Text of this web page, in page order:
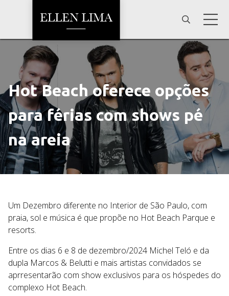
Hot Beach oferece opções
para férias com shows pé
na areia
Um Dezembro diferente no Interior de São Paulo, com
praia, sol e música é que propõe no Hot Beach Parque e
resorts.
Entre os dias 6 e 8 de dezembro/2024 Michel Teló e da
dupla Marcos & Belutti e mais artistas convidados se
aprresentarão com show exclusivos para os hóspedes do
complexo Hot Beach.